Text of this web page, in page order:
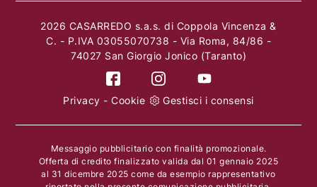
2026 CASARREDO s.a.s. di Coppola Vincenza &
C. - P.IVA 03055070738 - Via Roma, 84/86 -
74027 San Giorgio Jonico (Taranto)
Privacy -Cookie Gestisci i consensi
Messaggio pubblicitario con finalità promozionale.
Offerta di credito finalizzato valida dal 01 gennaio 2025
al 31 dicembre 2025 come da esempio rappresentativo